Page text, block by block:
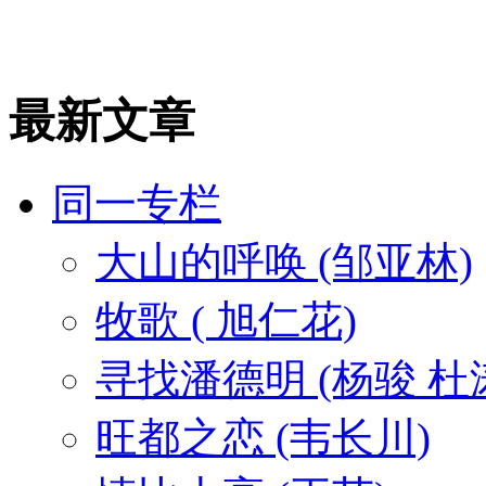
最新文章
同一专栏
大山的呼唤 (邹亚林)
牧歌 ( 旭仁花)
寻找潘德明 (杨骏 杜
旺都之恋 (韦长川)